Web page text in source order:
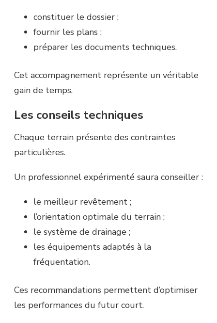
constituer le dossier ;
fournir les plans ;
préparer les documents techniques.
Cet accompagnement représente un véritable
gain de temps.
Les conseils techniques
Chaque terrain présente des contraintes
particulières.
Un professionnel expérimenté saura conseiller :
le meilleur revêtement ;
l’orientation optimale du terrain ;
le système de drainage ;
les équipements adaptés à la
fréquentation.
Ces recommandations permettent d’optimiser
les performances du futur court.